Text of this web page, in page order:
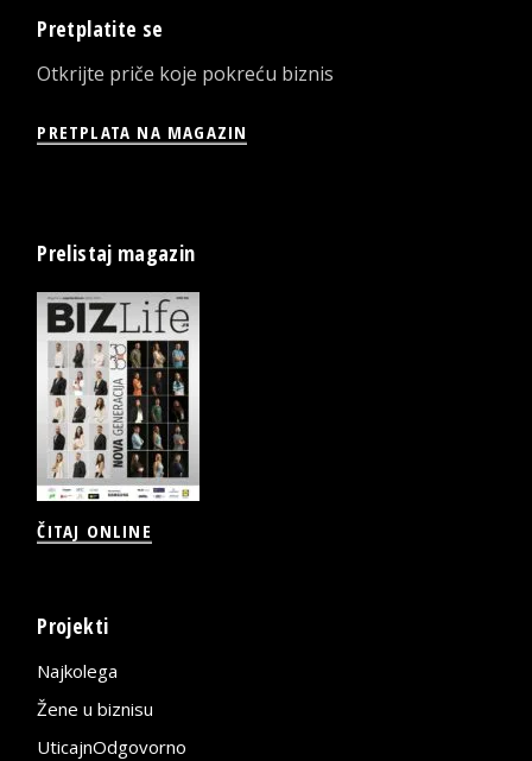
Pretplatite se
Otkrijte priče koje pokreću biznis
PRETPLATA NA MAGAZIN
Prelistaj magazin
ČITAJ ONLINE
Projekti
Najkolega
Žene u biznisu
UticajnOdgovorno